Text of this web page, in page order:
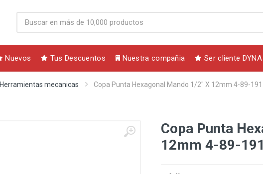
Nuevos Tus Descuentos Nuestra compañia Ser cliente DYNA
Herramientas mecanicas Copa Punta Hexagonal Mando 1/2" X 12mm 4-89-191
Copa Punta
12mm 4-89-191